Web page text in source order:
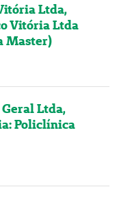
Ltda,
Vitória Ltda
Master)
Ltda,
Policlínica